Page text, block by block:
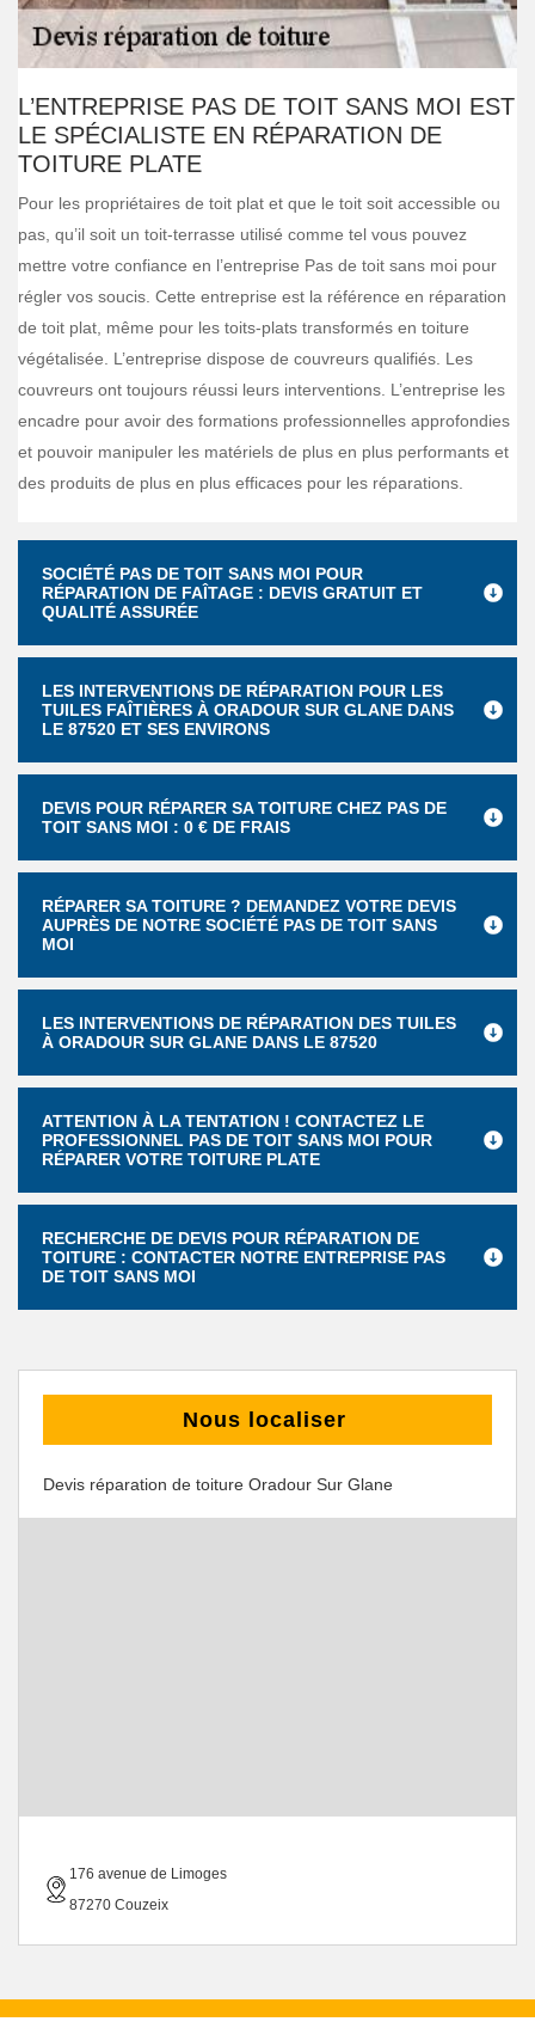
L’ENTREPRISE PAS DE TOIT SANS MOI EST
LE SPÉCIALISTE EN RÉPARATION DE
TOITURE PLATE
Pour les propriétaires de toit plat et que le toit soit accessible ou
pas, qu’il soit un toit-terrasse utilisé comme tel vous pouvez
mettre votre confiance en l’entreprise Pas de toit sans moi pour
régler vos soucis. Cette entreprise est la référence en réparation
de toit plat, même pour les toits-plats transformés en toiture
végétalisée. L’entreprise dispose de couvreurs qualifiés. Les
couvreurs ont toujours réussi leurs interventions. L’entreprise les
encadre pour avoir des formations professionnelles approfondies
et pouvoir manipuler les matériels de plus en plus performants et
des produits de plus en plus efficaces pour les réparations.
SOCIÉTÉ PAS DE TOIT SANS MOI POUR
RÉPARATION DE FAÎTAGE : DEVIS GRATUIT ET
QUALITÉ ASSURÉE
LES INTERVENTIONS DE RÉPARATION POUR LES
TUILES FAÎTIÈRES À ORADOUR SUR GLANE DANS
LE 87520 ET SES ENVIRONS
DEVIS POUR RÉPARER SA TOITURE CHEZ PAS DE
TOIT SANS MOI : 0 € DE FRAIS
RÉPARER SA TOITURE ? DEMANDEZ VOTRE DEVIS
AUPRÈS DE NOTRE SOCIÉTÉ PAS DE TOIT SANS
MOI
LES INTERVENTIONS DE RÉPARATION DES TUILES
À ORADOUR SUR GLANE DANS LE 87520
ATTENTION À LA TENTATION ! CONTACTEZ LE
PROFESSIONNEL PAS DE TOIT SANS MOI POUR
RÉPARER VOTRE TOITURE PLATE
RECHERCHE DE DEVIS POUR RÉPARATION DE
TOITURE : CONTACTER NOTRE ENTREPRISE PAS
DE TOIT SANS MOI
Nous localiser
Devis réparation de toiture Oradour Sur Glane
176 avenue de Limoges
87270 Couzeix